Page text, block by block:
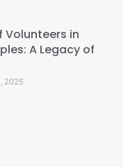
Volunteers in
A Legacy of
2025